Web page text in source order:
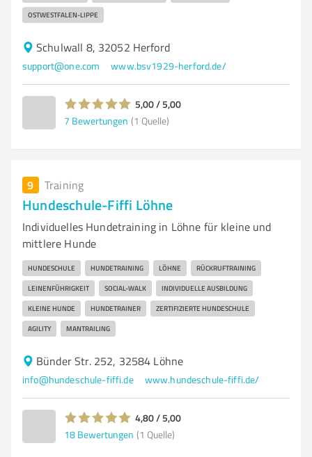
OSTWESTFALEN-LIPPE
Schulwall 8, 32052 Herford
support@one.com www.bsv1929-herford.de/
5,00 / 5,00
7 Bewertungen (1 Quelle)
9 Training
Hundeschule-Fiffi Löhne
Individuelles Hundetraining in Löhne für kleine und
mittlere Hunde
HUNDESCHULE HUNDETRAINING LÖHNE RÜCKRUFTRAINING
LEINENFÜHRIGKEIT SOCIAL-WALK INDIVIDUELLE AUSBILDUNG
KLEINE HUNDE HUNDETRAINER ZERTIFIZIERTE HUNDESCHULE
AGILITY MANTRAILING
Bünder Str. 252, 32584 Löhne
info@hundeschule-fiffi.de www.hundeschule-fiffi.de/
4,80 / 5,00
18 Bewertungen (1 Quelle)